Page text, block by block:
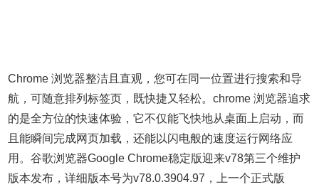
Chrome 浏览器整洁且直观，您可在同一位置进行搜索和导
航，可随意排列标签页，既快捷又轻松。chrome 浏览器追求
的是全方位的快速体验，它不仅能飞快地从桌面上启动，而
且能瞬间完成网页加载，还能以闪电般的速度运行网络应
用。谷歌浏览器Google Chrome稳定版迎来v78第三个维护
版本发布，详细版本号为v78.0.3904.97，上一个正式版